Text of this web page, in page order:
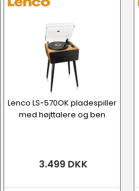
Lenco LS-570OK pladespiller
med højttalere og ben
3.499 DKK